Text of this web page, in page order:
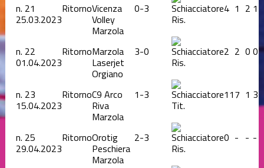
n. 21
25.03.2023
RitornoVicenza
Volley
Marzola
0-3
Ris.
4 1 2 1
n. 22
01.04.2023
RitornoMarzola
Laserjet
Orgiano
3-0
Ris.
2 2 0 0
n. 23
15.04.2023
RitornoC9 Arco
Riva
Marzola
1-3
Tit.
117 1 3
n. 25
29.04.2023
RitornoOrotig
Peschiera
Marzola
2-3
Ris.
0 - - -